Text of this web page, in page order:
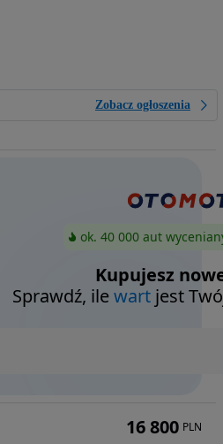
Zobacz ogłoszenia
ok. 40 000 aut
Kupujesz
Sprawdź, ilewart jest
16 800 PLN